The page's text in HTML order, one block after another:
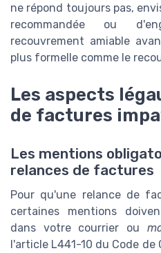
ne répond toujours pas,
recommandée ou
recouvrement amiable
plus formelle comme le
Les aspects
de factures
Les mentions
relances de factures
Pour qu'une relance de
certaines mentions
dans votre courrier ou
l'article L441-10 du Code